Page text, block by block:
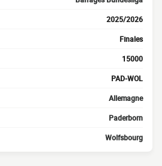
2025/2026
Finales
15000
PAD-WOL
Allemagne
Paderborn
Wolfsbourg